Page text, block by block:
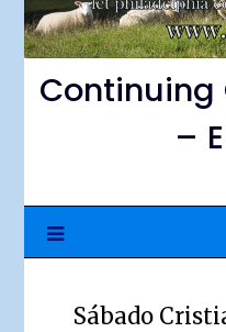
Continuing
–
Sábado